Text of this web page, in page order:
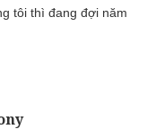
tôi thì đang đợi năm